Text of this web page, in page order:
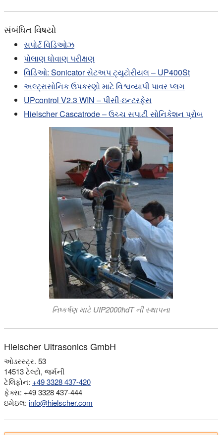
સંબંધિત વિષયો
સપોર્ટ વિડિઓઝ
પોલાણ ધોવાણ પરીક્ષણ
વિડિઓ: Sonicator સેટઅપ ટ્યુટોરીયલ – UP400St
અલ્ટ્રાસોનિક ઉપકરણો માટે વિશ્વવ્યાપી પાવર પ્લગ
UPcontrol V2.3 WIN – પીસી-ઇન્ટરફેસ
Hielscher Cascatrode – ઉચ્ચ સપાટી સોનિકેશન પ્રોબ
નિષ્કર્ષણ માટે UIP2000hdT ની સ્થાપના
Hielscher Ultrasonics GmbH
ઓડરસ્ટ્ર. 53
14513 ટેલ્ટો, જર્મની
ટેલિફોન: +49 3328 437-420
ફેક્સ: +49 3328 437-444
ઇમેઇલ: info@hielscher.com